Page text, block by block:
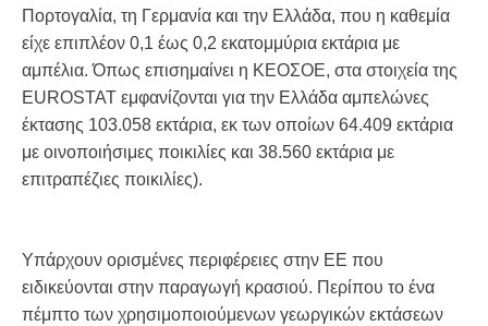
Πορτογαλία, τη Γερμανία και την Ελλάδα, που η καθεμία
είχε επιπλέον 0,1 έως 0,2 εκατομμύρια εκτάρια με
αμπέλια. Όπως επισημαίνει η ΚΕΟΣΟΕ, στα στοιχεία της
EUROSTAT εμφανίζονται για την Ελλάδα αμπελώνες
έκτασης 103.058 εκτάρια, εκ των οποίων 64.409 εκτάρια
με οινοποιήσιμες ποικιλίες και 38.560 εκτάρια με
επιτραπέζιες ποικιλίες).
Υπάρχουν ορισμένες περιφέρειες στην ΕΕ που
ειδικεύονται στην παραγωγή κρασιού. Περίπου το ένα
πέμπτο των χρησιμοποιούμενων γεωργικών εκτάσεων